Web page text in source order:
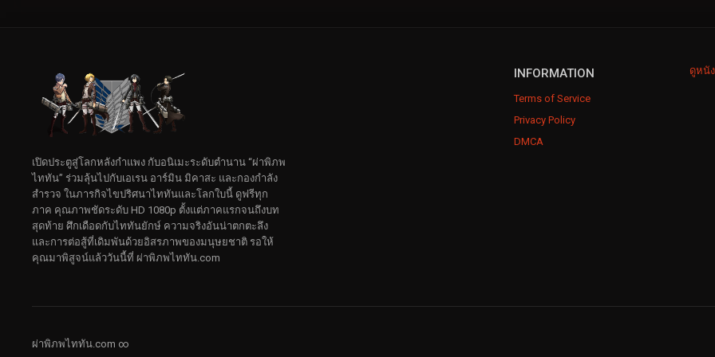
INFORMATION
Terms of Service
Privacy Policy
DMCA
ดูหนั
เปิดประตูสู่โลกหลังกำแพง กับอนิเมะระดับตำนาน “ผ่าพิภพ
ไททัน” ร่วมลุ้นไปกับเอเรน อาร์มิน มิคาสะ และกองกำลัง
สำรวจ ในภารกิจไขปริศนาไททันและโลกใบนี้ ดูฟรีทุก
ภาค คุณภาพชัดระดับ HD 1080p ตั้งแต่ภาคแรกจนถึงบท
สุดท้าย ศึกเดือดกับไททันยักษ์ ความจริงอันน่าตกตะลึง
และการต่อสู้ที่เดิมพันด้วยอิสรภาพของมนุษยชาติ รอให้
คุณมาพิสูจน์แล้ววันนี้ที่ ผ่าพิภพไททัน.com
ผ่าพิภพไททัน.com ∞